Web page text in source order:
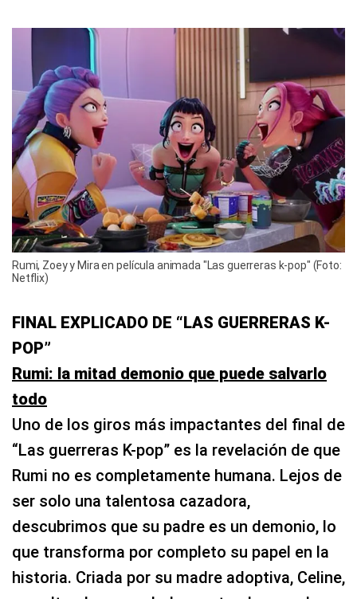
Rumi, Zoey y Mira en película animada "Las guerreras k-pop" (Foto:
Netflix)
FINAL EXPLICADO DE “LAS GUERRERAS K-
POP”
Rumi: la mitad demonio que puede salvarlo
todo
Uno de los giros más impactantes del final de
“Las guerreras K-pop” es la revelación de que
Rumi no es completamente humana. Lejos de
ser solo una talentosa cazadora,
descubrimos que su padre es un demonio, lo
que transforma por completo su papel en la
historia. Criada por su madre adoptiva, Celine,